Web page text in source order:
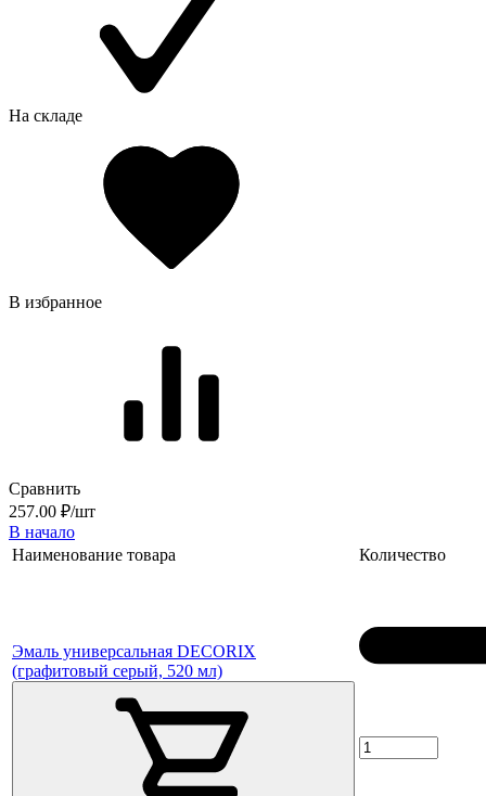
На складе
В избранное
Сравнить
257.00 ₽/шт
В начало
Наименование товара
Количество
Эмаль универсальная DECORIX
(графитовый серый, 520 мл)